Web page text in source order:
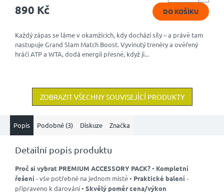
z
hvězdiček.
890 Kč DO KOŠÍKU
Každý zápas se láme v okamžicích, kdy dochází síly – a právě tam
nastupuje Grand Slam Match Boost. Vyvinutý trenéry a ověřený
hráči ATP a WTA, dodá energii přesně, když ji...
ZOBRAZIT VŠECHNY SOUVISEJÍCÍ PRODUKTY
Popis Podobné (3) Diskuze Značka
Detailní popis produktu
Proč si vybrat PREMIUM ACCESSORY PACK?• Kompletní
řešení - vše potřebné na jednom místě • Praktické balení -
připraveno k darování • Skvělý poměr cena/výkon